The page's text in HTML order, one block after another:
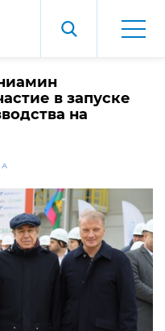
в запуске
на